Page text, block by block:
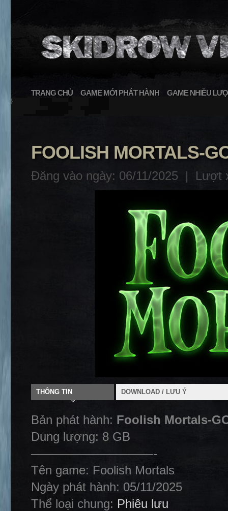
TRANG CHỦ GAME MỚI PHÁT HÀNH GAME NHIỀU
}
FOOLISH MORTALS-
Đăng vào ngày: 06/11/2025 | Lượt
THÔNG TIN DOWNLOAD / LƯU Ý
Bản phát hành: Foolish Mortals-
Dung lượng: 8 GB
——————————-
Tên game: Foolish Mortals
Ngày phát hành: 05/11/2025
Thể loại chung: Phiêu lưu